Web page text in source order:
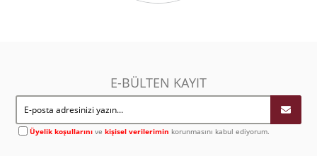
E-BÜLTEN KAYIT
Üyelik koşullarını vekişisel verilerimin korunmasını kabul ediyorum.